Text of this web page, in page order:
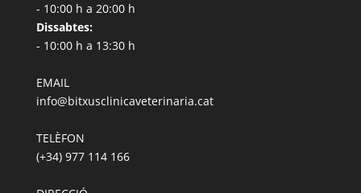
- 10:00 h a 20:00 h
Dissabtes:
- 10:00 h a 13:30 h
EMAIL
info@bitxusclinicaveterinaria.cat
TELÈFON
(+34) 977 114 166